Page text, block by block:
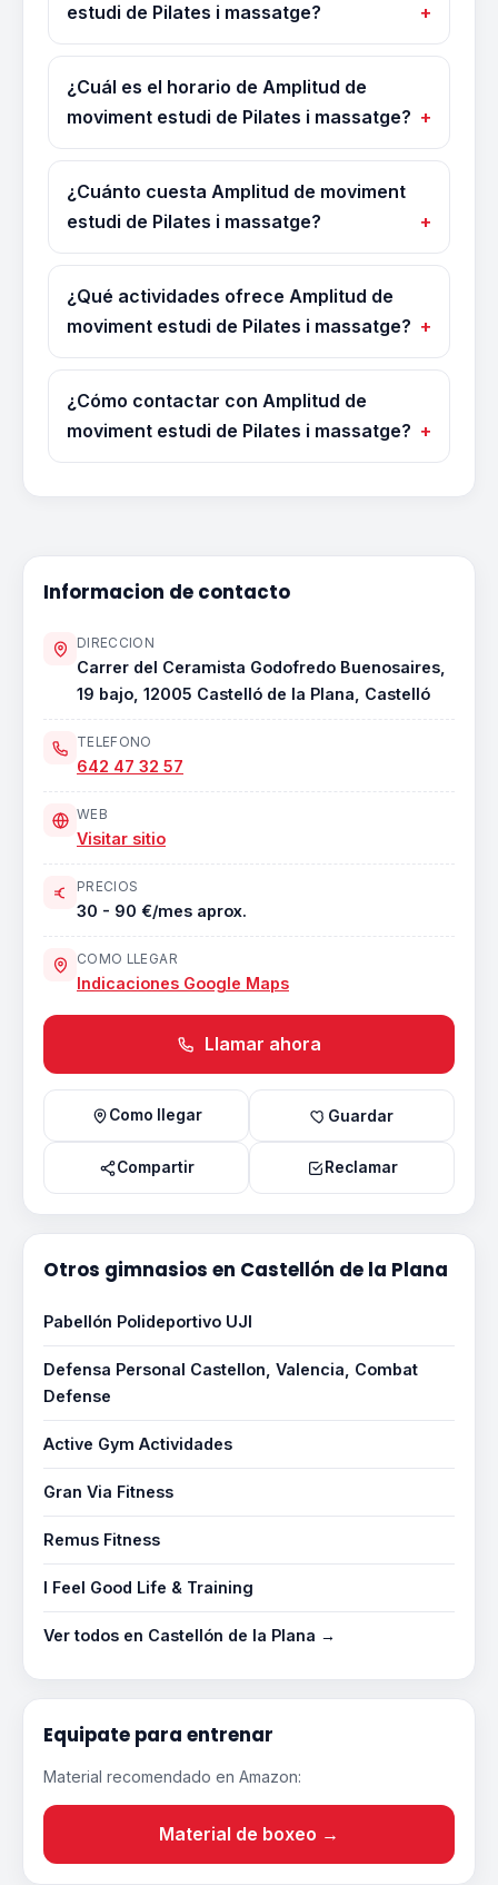
estudi de Pilates i massatge?
¿Cuál es el horario de Amplitud de
moviment estudi de Pilates i massatge?
¿Cuánto cuesta Amplitud de moviment
estudi de Pilates i massatge?
¿Qué actividades ofrece Amplitud de
moviment estudi de Pilates i massatge?
¿Cómo contactar con Amplitud de
moviment estudi de Pilates i massatge?
Informacion de contacto
DIRECCION
Carrer del Ceramista Godofredo Buenosaires,
19 bajo, 12005 Castelló de la Plana, Castelló
TELEFONO
642 47 32 57
WEB
Visitar sitio
PRECIOS
30 - 90 €/mes aprox.
COMO LLEGAR
Indicaciones Google Maps
Llamar ahora
Como llegar Guardar
Compartir Reclamar
Otros gimnasios en Castellón de la Plana
Pabellón Polideportivo UJI
Defensa Personal Castellon, Valencia, Combat
Defense
Active Gym Actividades
Gran Via Fitness
Remus Fitness
I Feel Good Life & Training
Ver todos en Castellón de la Plana →
Equipate para entrenar
Material recomendado en Amazon:
Material de boxeo →